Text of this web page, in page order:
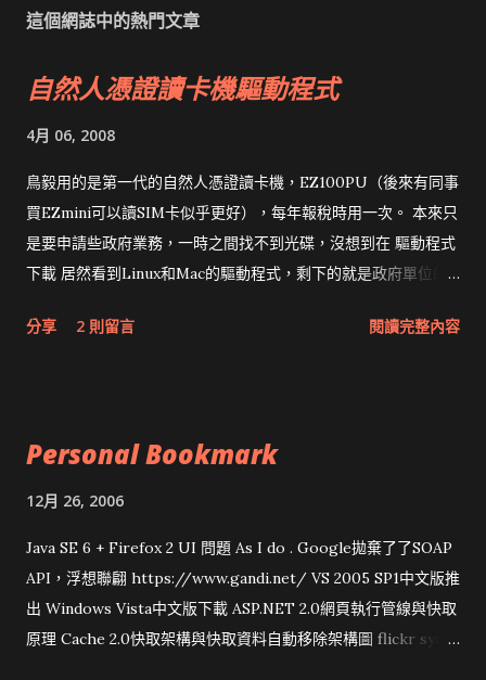
這個網誌中的熱門文章
自然人憑證讀卡機驅動程式
4月 06, 2008
鳥毅用的是第一代的自然人憑證讀卡機，EZ100PU（後來有同事
買EZmini可以讀SIM卡似乎更好），每年報稅時用一次。 本來只
是要申請些政府業務，一時之間找不到光碟，沒想到在 驅動程式
下載 居然看到Linux和Mac的驅動程式，剩下的就是政府單位的
分享 2 則留言 閱讀完整內容
Personal Bookmark
12月 26, 2006
Java SE 6 + Firefox 2 UI 問題 As I do . Google拋棄了了SOAP
API，浮想聯翩 https://www.gandi.net/ VS 2005 SP1中文版推
出 Windows Vista中文版下載 ASP.NET 2.0網頁執行管線與快取
原理 Cache 2.0快取架構與快取資料自動移除架構圖 flickr sync